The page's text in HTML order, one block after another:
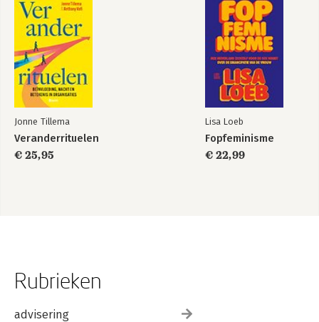
Jonne Tillema
Veranderrituelen
€ 25,95
Lisa Loeb
Fopfeminisme
€ 22,99
Rubrieken
advisering